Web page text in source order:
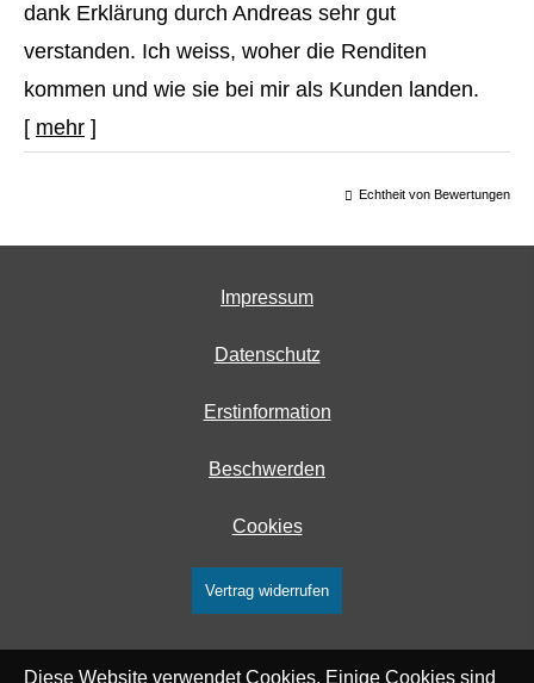
dank Erklärung durch Andreas sehr gut
verstanden. Ich weiss, woher die Renditen
kommen und wie sie bei mir als Kunden landen.
[ mehr ]
Echtheit von Bewertungen
Impressum
Datenschutz
Erstinformation
Beschwerden
Cookies
Vertrag widerrufen
Diese Website verwendet Cookies. Einige Cookies sind